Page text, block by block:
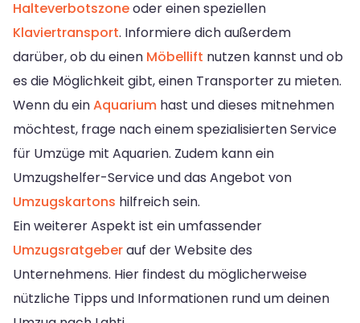
Halteverbotszoneoder einen speziellen
Klaviertransport. Informiere dich außerdem
darüber, ob du einen Möbellift nutzen kannst und ob
es die Möglichkeit gibt, einen Transporter zu mieten.
Wenn du einAquarium hast und dieses mitnehmen
möchtest, frage nach einem spezialisierten Service
für Umzüge mit Aquarien. Zudem kann ein
Umzugshelfer-Service und das Angebot von
Umzugskartons hilfreich sein.
Ein weiterer Aspekt ist ein umfassender
Umzugsratgeberauf der Website des
Unternehmens. Hier findest du möglicherweise
nützliche Tipps und Informationen rund um deinen